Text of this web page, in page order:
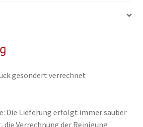
gesondert verrechnet
Die Lieferung erfolgt immer sauber
Verrechnung der Reinigung